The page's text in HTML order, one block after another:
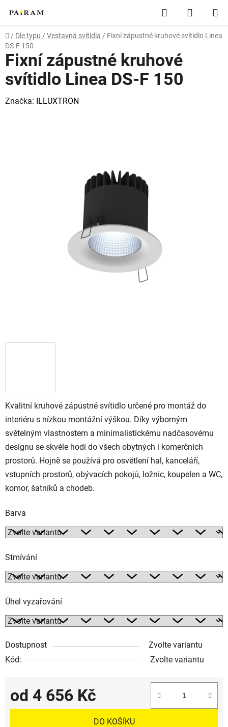
obsah
Hledat
KOŠÍK
Domů
/ Dle typu / Vestavná svítidla / Fixní zápustné kruhové svítidlo Linea
DS-F 150
Kvalitní kruhové zápustné svítidlo určené pro montáž do
interiéru s nízkou montážní výškou. Díky výborným
světelným vlastnostem a minimalistickému nadčasovému
designu se skvěle hodí do všech obytných i komerčních
prostorů. Hojně se používá pro osvětlení hal, kanceláří,
vstupních prostorů, obývacích pokojů, ložnic, koupelen a WC,
komor, šatníků a chodeb.
Barva
Stmívání
Úhel vyzařování
Dostupnost
Zvolte variantu
Kód:
Zvolte variantu
od 4 656 Kč
Měrná cena:
DO KOŠÍKU
Fixní zápustné kruhové
svítidlo Linea DS-F 150
Značka: ILLUXTRON